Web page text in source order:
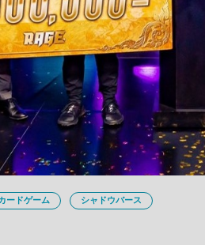
ードゲーム シャドウバース